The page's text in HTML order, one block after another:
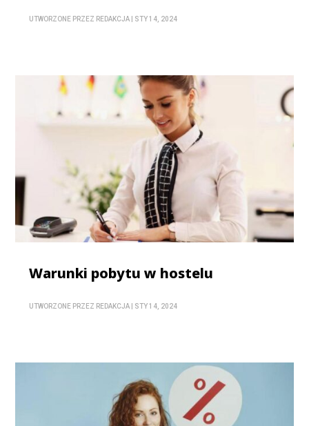
UTWORZONE PRZEZ REDAKCJA STY 14, 2024
Warunki pobytu w hostelu
UTWORZONE PRZEZ REDAKCJA STY 14, 2024